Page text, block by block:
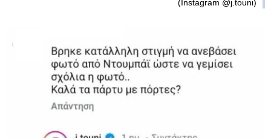
(Instagram @j.touni)